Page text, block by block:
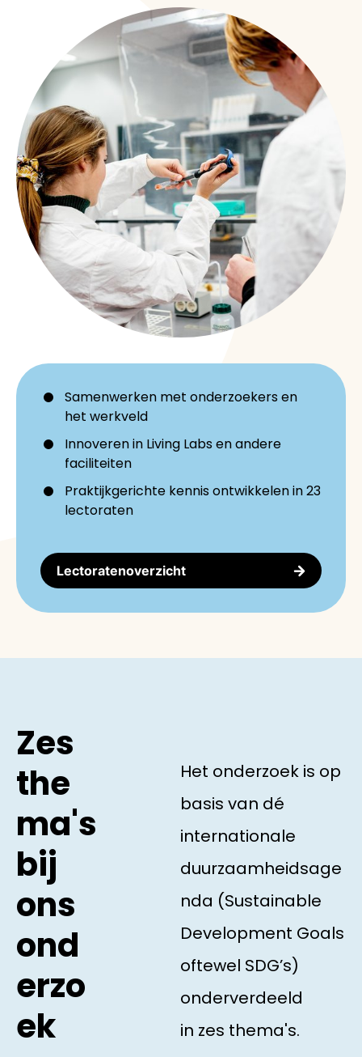
Samenwerken met onderzoekers en
het werkveld
Innoveren in Living Labs en andere
faciliteiten
Praktijkgerichte kennis ontwikkelen in 23
lectoraten
Lectoratenoverzicht
Zes
the
ma's
bij
ons
ond
erzo
ek
Het onderzoek is op
basis van dé
internationale
duurzaamheidsage
nda (Sustainable
Development Goals
oftewel SDG’s)
onderverdeeld
in zes thema's.